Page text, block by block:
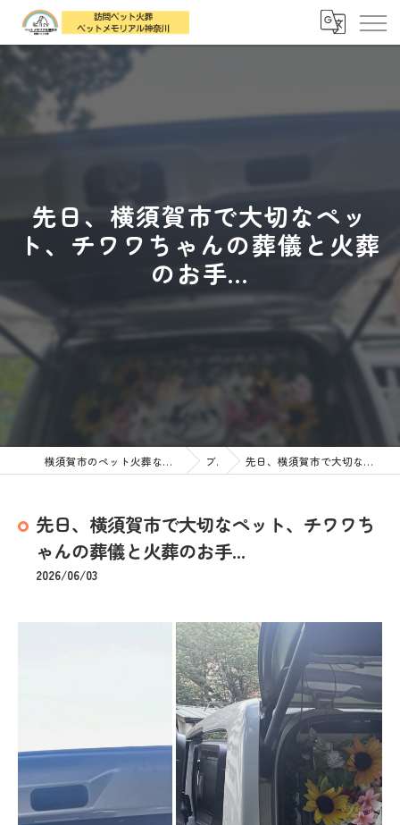
先日、横須賀市で大切なペッ
ト、チワワちゃんの葬儀と火葬
のお手...
横須賀市のペット火葬なら訪問ペット火葬 ペットメモリアル神奈川 ブログ 先日、横須賀市で大切なペット、チワワちゃんの葬儀と火葬のお手...
先日、横須賀市で大切なペット、チワワち
ゃんの葬儀と火葬のお手...
2026/06/03